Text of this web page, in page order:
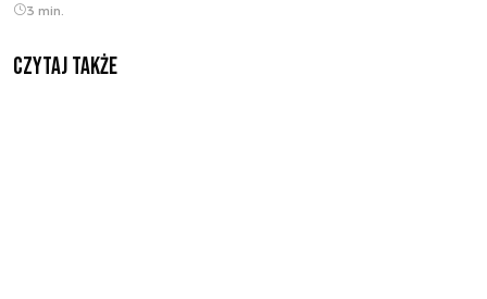
3 min.
Czytaj także